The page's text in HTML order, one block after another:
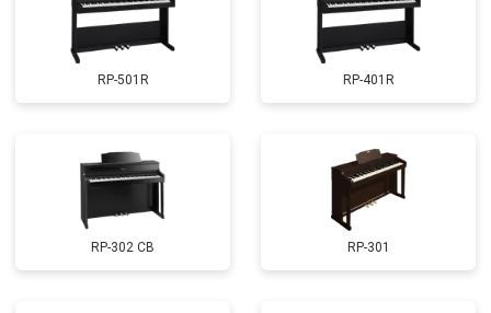
RP-501R RP-401R
RP-302 CB RP-301